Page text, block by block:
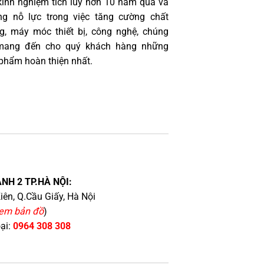
nỗ lực trong việc tăng cường chất
máy móc thiết bị, công nghệ, chúng
đến cho quý khách hàng những
hoàn thiện nhất.
2 TP.HÀ NỘI:
Q.Cầu Giấy, Hà Nội
bản đồ)
0964 308 308